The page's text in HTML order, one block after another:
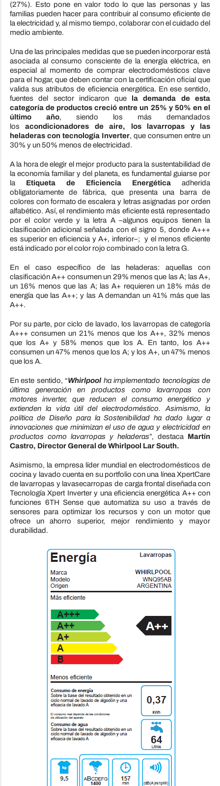
(27%). Esto pone en valor todo lo que las personas y las
familias pueden hacer para contribuir al consumo eficiente de
la electricidad y, al mismo tiempo, colaborar con el cuidado del
medio ambiente.
Una de las principales medidas que se pueden incorporar está
asociada al consumo consciente de la energía eléctrica, en
especial al momento de comprar electrodomésticos clave
para el hogar, que deben contar con la certificación oficial que
valida sus atributos de eficiencia energética. En ese sentido,
fuentes del sector indicaron que la demanda de esta
categoría de productos creció entre un 25% y 50% en el
último año, siendo los más demandados
los acondicionadores de aire, los lavarropas y las
heladeras con tecnología Inverter, que consumen entre un
30% y un 50% menos de electricidad.
A la hora de elegir el mejor producto para la sustentabilidad de
la economía familiar y del planeta, es fundamental guiarse por
la Etiqueta de Eficiencia Energética adherida
obligatoriamente de fábrica, que presenta una barra de
colores con formato de escalera y letras asignadas por orden
alfabético. Así, el rendimiento más eficiente está representado
por el color verde y la letra A –algunos equipos tienen la
clasificación adicional señalada con el signo 5, donde A+++
es superior en eficiencia y A+, inferior–; y el menos eficiente
está indicado por el color rojo combinado con la letra G.
En el caso específico de las heladeras: aquellas con
clasificación A++ consumen un 29% menos que las A; las A+,
un 16% menos que las A; las A+ requieren un 18% más de
energía que las A++; y las A demandan un 41% más que las
A++.
Por su parte, por ciclo de lavado, los lavarropas de categoría
A+++ consumen un 21% menos que los A++, 32% menos
que los A+ y 58% menos que los A. En tanto, los A++
consumen un 47% menos que los A; y los A+, un 47% menos
que los A.
En este sentido, “Whirlpool ha implementado tecnologías de
última generación en productos como lavarropas con
motores inverter, que reducen el consumo energético y
extienden la vida útil del electrodoméstico. Asimismo, la
política de Diseño para la Sostenibilidad ha dado lugar a
innovaciones que minimizan el uso de agua y electricidad en
productos como lavarropas y heladeras”, destaca Martín
Castro, Director General de Whirlpool Lar South.
Asimismo, la empresa líder mundial en electrodomésticos de
cocina y lavado cuenta en su portfolio con una línea XpertCare
de lavarropas y lavasecarropas de carga frontal diseñada con
Tecnología Xpert Inverter y una eficiencia energética A++ con
funciones 6TH Sense que automatiza su uso a través de
sensores para optimizar los recursos y con un motor que
ofrece un ahorro superior, mejor rendimiento y mayor
durabilidad.